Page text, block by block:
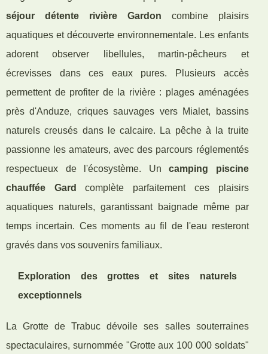
séjour détente rivière Gardon combine plaisirs
aquatiques et découverte environnementale. Les enfants
adorent observer libellules, martin-pêcheurs et
écrevisses dans ces eaux pures. Plusieurs accès
permettent de profiter de la rivière : plages aménagées
près d'Anduze, criques sauvages vers Mialet, bassins
naturels creusés dans le calcaire. La pêche à la truite
passionne les amateurs, avec des parcours réglementés
respectueux de l'écosystème. Uncamping piscine
chauffée Gard
complète parfaitement ces plaisirs
aquatiques naturels, garantissant baignade même par
temps incertain. Ces moments au fil de l'eau resteront
gravés dans vos souvenirs familiaux.
Exploration des grottes et sites naturels
exceptionnels
La Grotte de Trabuc dévoile ses salles souterraines
spectaculaires, surnommée "Grotte aux 100 000 soldats"